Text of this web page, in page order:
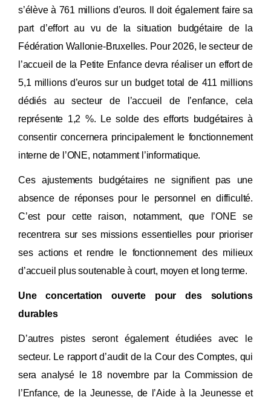
s’élève à 761 millions d’euros. Il doit également faire sa
part d’effort au vu de la situation budgétaire de la
Fédération Wallonie-Bruxelles. Pour 2026, le secteur de
l’accueil de la Petite Enfance devra réaliser un effort de
5,1 millions d’euros sur un budget total de 411 millions
dédiés au secteur de l’accueil de l’enfance, cela
représente 1,2 %. Le solde des efforts budgétaires à
consentir concernera principalement le fonctionnement
interne de l’ONE, notamment l’informatique.
Ces ajustements budgétaires ne signifient pas une
absence de réponses pour le personnel en difficulté.
C’est pour cette raison, notamment, que l’ONE se
recentrera sur ses missions essentielles pour prioriser
ses actions et rendre le fonctionnement des milieux
d’accueil plus soutenable à court, moyen et long terme.
Une concertation ouverte pour des solutions
durables
D’autres pistes seront également étudiées avec le
secteur. Le rapport d’audit de la Cour des Comptes, qui
sera analysé le 18 novembre par la Commission de
l’Enfance, de la Jeunesse, de l’Aide à la Jeunesse et